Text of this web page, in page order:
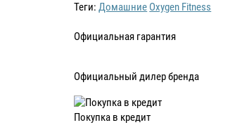
Теги:Домашние Oxygen Fitness
Официальная гарантия
Официальный дилер бренда
Покупка в кредит